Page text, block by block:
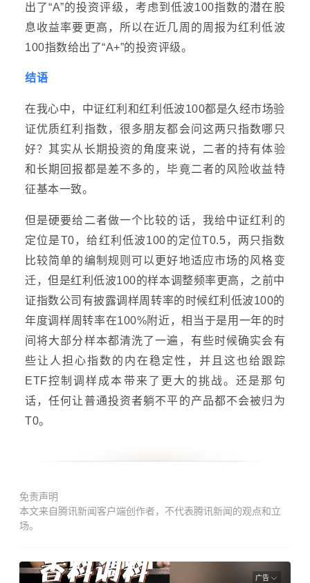
出了“A”的投资评级，考虑到低波100指数的潜在股
息收益率要更高，所以在近几周的周报为红利低波
100指数给出了“A+”的投资评级。
结语
在我心中，中证红利和红利低波100都是久经市场验
证优质红利指数，很多朋友都会问这两只指数哪只
好？其实从长期投资的角度来说，二者的持有体验
和长期回报都是差不多的，毕竟二者的风险收益特
征基本一致。
但是硬要给二者做一个比较的话，我给中证红利的
定位是T0，给红利低波100的定位T0.5，两只指数
比较简单的编制规则可以更好地适应市场的风格变
迁，但是红利低波100的样本调整频率更高，之前中
证指数公司有披露调样周转率的时候红利低波100的
年度调样周转率在100%附近，相当于是用一年的时
间将大部分样本都清洗了一遍，有些时候确实会有
些让人担心指数的内在稳定性，并且这也给跟踪
ETF控制调样成本带来了更大的挑战。还是那句
话，任何让普通投资者躺不平的产品都不会被归为
T0。
免责声明
本文来自腾讯新闻客户端创作者，不代表腾讯新闻的观点和立
场。
广告